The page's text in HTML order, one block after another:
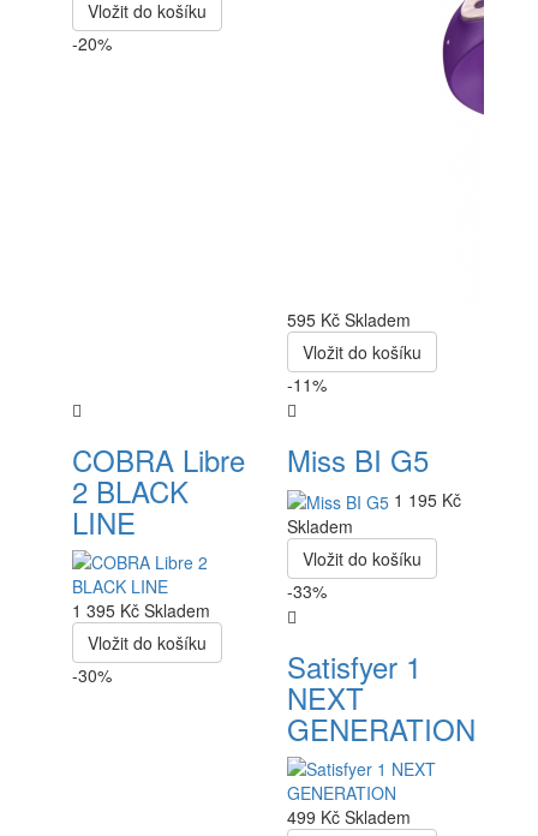
Vložit do košíku
-20%
595 Kč Skladem
Vložit do košíku
-11%
COBRA Libre
2 BLACK
LINE
1 395 Kč Skladem
Vložit do košíku
-30%
Miss BI G5
1 195 Kč
Skladem
Vložit do košíku
-33%
Satisfyer 1
NEXT
GENERATION
499 Kč Skladem